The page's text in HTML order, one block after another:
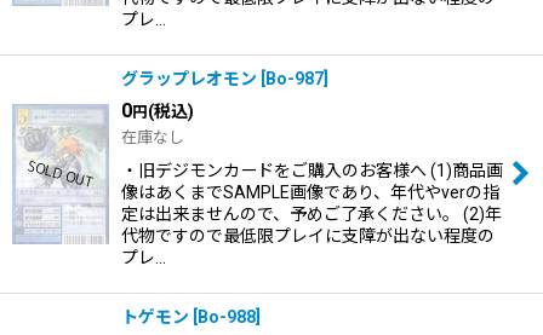
プレ…
グラップレオモン Bo-987
0円(税込)
在庫なし
・旧デジモンカードをご購入のお客様へ (1)商品画
像はあくまでSAMPLE画像であり、年代やverの指
定は出来ませんので、予めご了承ください。 (2)年
代物ですので最低限プレイに支障が出ない程度の
プレ…
トゲモン Bo-988